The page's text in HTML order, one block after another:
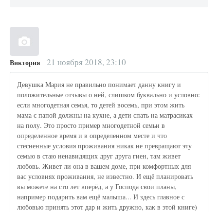
Виктория 21 ноября 2018, 23:10
Девушка Мария не правильно понимает данну книгу и
положительные отзывы о ней, слишком буквально и условно:
если многодетная семья, то детей восемь, при этом жить
мама с папой должны на кухне, а дети спать на матрасиках
на полу. Это просто пример многодетной семьи в
определенное время и в определенном месте и что
стесненные условия проживания никак не превращают эту
семью в стаю ненавидящих друг друга гиен, там живет
любовь. Живет ли она в вашем доме, при комфортных для
вас условиях проживания, не известно. И ещё планировать
вы можете на сто лет вперёд, а у Господа свои планы,
например подарить вам ещё малыша... И здесь главное с
любовью принять этот дар и жить дружно, как в этой книге)